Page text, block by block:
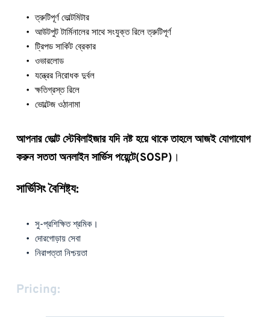
ত্রুটিপূর্ণ ভোল্টমিটার
আউটপুট টার্মিনালের সাথে সংযুক্ত রিলে ত্রুটিপূর্ণ
ট্রিপড সার্কিট ব্রেকার
ওভারলোড
যন্ত্রের নিরোধক দুর্বল
ক্ষতিগ্রস্ত রিলে
ভোল্টেজ ওঠানামা
আপনার ভোল্ট স্টেবিলাইজার যদি নষ্ট হয়ে থাকে তাহলে আজই যোগাযোগ
করুন সততা অনলাইন সার্ভিস পয়েন্টে(SOSP) ।
সার্ভিসিং বৈশিষ্ট্য:
সু-প্রশিক্ষিত শ্রমিক।
দোরগোড়ায় সেবা
নিরাপত্তা নিশ্চয়তা
Pricing: